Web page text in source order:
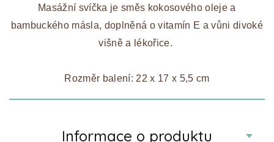
Masážní svíčka je směs kokosového oleje a
bambuckého másla, doplněná o vitamín E a vůni divoké
višně a lékořice.
Rozměr balení: 22 x 17 x 5,5 cm
Informace o produktu